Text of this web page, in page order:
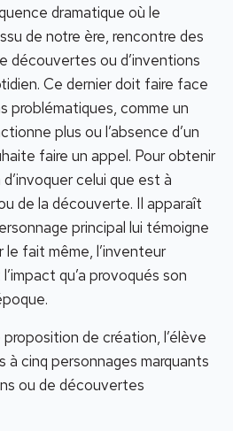
dramatique où le
de notre ère, rencontre des
découvertes ou d’inventions
Ce dernier doit faire face
problématiques, comme un
plus ou l’absence d’un
faire un appel. Pour obtenir
d’invoquer celui que est à
de la découverte. Il apparaît
principal lui témoigne
le fait même, l’inventeur
qu’a provoqués son
de création, l’élève
à cinq personnages marquants
ou de découvertes